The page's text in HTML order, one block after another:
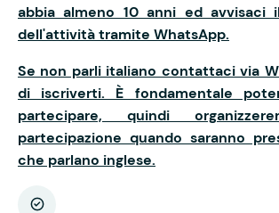
abbia almeno 10 anni ed avvisaci
dell'attività tramite WhatsApp.
Se non parli italiano contattaci via
di iscriverti. È fondamentale
partecipare, quindi
partecipazione quando saranno
che parlano inglese.